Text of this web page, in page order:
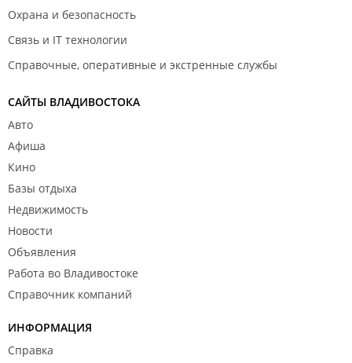
Охрана и безопасность
Связь и IT технологии
Справочные, оперативные и экстренные службы
САЙТЫ ВЛАДИВОСТОКА
Авто
Афиша
Кино
Базы отдыха
Недвижимость
Новости
Объявления
Работа во Владивостоке
Справочник компаний
ИНФОРМАЦИЯ
Справка